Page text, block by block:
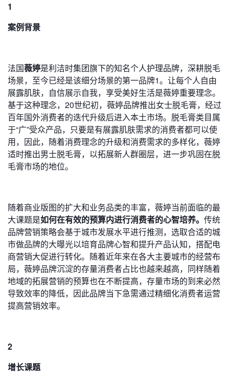
1
案例背景
法国薇婷是利洁时集团旗下的知名个人护理品牌，深耕脱毛
场景，至今已经是该细分场景的第一品牌1。让每个人自由
展露肌肤，自信展示自我，享受美好生活是薇婷重要理念。
基于这种理念，20世纪初，薇婷品牌推出女士脱毛膏，经过
百年国外消费者的迭代升级后进入本土市场。脱毛膏类目属
于“广”受众产品，只要是有展露肌肤需求的消费者都可以使
用，因此，随着消费理念的升级和消费需求的多样化，薇婷
适时推出男士脱毛膏，以拓展新人群圈层，进一步巩固在脱
毛膏市场的地位。
随着商业版图的扩大和业务品类的丰富，薇婷当前面临的最
大课题是如何在有效的预算内进行消费者的心智培养。 传统
品牌营销策略会基于城市发展水平进行推测，选取合适的城
市做品牌的大曝光以培育品牌心智和提升产品认知，搭配电
商营销大促进行转化。随着近年来在各大主要城市的经营布
局，薇婷品牌沉淀的存量消费者占比也越来越高，同样随着
地域的拓展营销的预算也在不断提高，存量市场的到来必然
导致效率的降低，因此品牌当下急需通过精细化消费者运营
提高营销效率。
2
增长课题